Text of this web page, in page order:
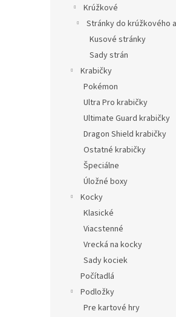
Krúžkové
Stránky do krúžkového
Kusové stránky
Sady strán
Krabičky
Pokémon
Ultra Pro krabičky
Ultimate Guard krabičky
Dragon Shield krabičky
Ostatné krabičky
Špeciálne
Úložné boxy
Kocky
Klasické
Viacstenné
Vrecká na kocky
Sady kociek
Počítadlá
Podložky
Pre kartové hry